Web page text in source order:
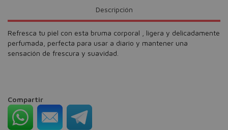
Descripción
Refresca tu piel con esta bruma corporal , ligera y delicadamente
perfumada, perfecta para usar a diario y mantener una
sensación de frescura y suavidad.
Compartir